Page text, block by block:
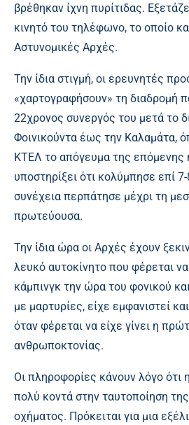
βρέθηκαν ίχνη πυρίτιδας.
κινητό του τηλέφωνο, το οποίο
Αστυνομικές Αρχές.
Την ίδια στιγμή, οι ερευνητές
«χαρτογραφήσουν» τη διαδρομή
22χρονος συνεργός του μετά το
Φοινικούντα έως την Καλαμάτα,
ΚΤΕΛ το απόγευμα της επόμενης
υποστηρίξει ότι κολύμπησε επί
συνέχεια περπάτησε μέχρι τη
πρωτεύουσα.
Την ίδια ώρα οι Αρχές έχουν
λευκό αυτοκίνητο που φέρεται
κάμπινγκ την ώρα του φονικού
με μαρτυρίες, είχε εμφανιστεί
όταν φέρεται να είχε γίνει η
ανθρωποκτονίας.
Οι πληροφορίες κάνουν λόγο ότι
πολύ κοντά στην ταυτοποίηση
οχήματος. Πρόκειται για μια